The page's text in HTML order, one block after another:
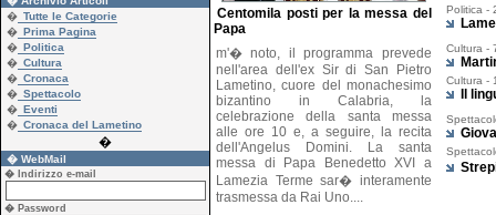
� Tutte le Categorie
� Prima Pagina
� Politica
� Cultura
� Cronaca
� Spettacolo
� Eventi
� Cronaca del Lametino
�
� WebMail
� Indirizzo e-mail
� Password
Centomila posti per la messa del
Papa
m'� noto, il programma prevede
nell'area dell'ex Sir di San Pietro
Lametino, cuore del monachesimo
bizantino in Calabria, la
celebrazione della santa messa
alle ore 10 e, a seguire, la recita
dell'Angelus Domini. La santa
messa di Papa Benedetto XVI a
Lamezia Terme sar� interamente
trasmessa da Rai Uno....
Politica -
Cultura -
Cultura -
Il